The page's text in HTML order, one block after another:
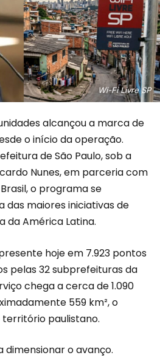
Wi-Fi Livre SP
alcançou a marca de
o início da operação.
de São Paulo, sob a
Nunes, em parceria com
o programa se
das maiores iniciativas de
da América Latina.
hoje em 7.923 pontos
pelas 32 subprefeituras da
chega a cerca de 1.090
559 km², o
território paulistano.
dimensionar o avanço.